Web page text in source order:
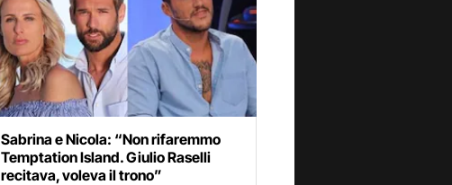
Sabrina e Nicola: “Non rifaremmo
Temptation Island. Giulio Raselli
recitava, voleva il trono”